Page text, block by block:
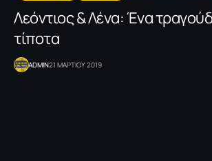
Λεόντιος & Λένα: Ένα
τίποτα
ADMIN21 ΜΑΡΤΙΟΥ 2019